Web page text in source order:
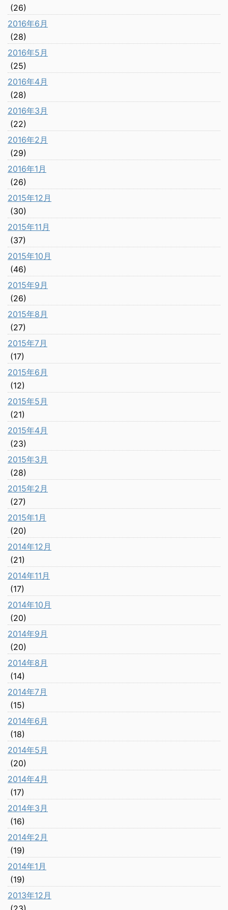
(26)
2016年6月
(28)
2016年5月
(25)
2016年4月
(28)
2016年3月
(22)
2016年2月
(29)
2016年1月
(26)
2015年12月
(30)
2015年11月
(37)
2015年10月
(46)
2015年9月
(26)
2015年8月
(27)
2015年7月
(17)
2015年6月
(12)
2015年5月
(21)
2015年4月
(23)
2015年3月
(28)
2015年2月
(27)
2015年1月
(20)
2014年12月
(21)
2014年11月
(17)
2014年10月
(20)
2014年9月
(20)
2014年8月
(14)
2014年7月
(15)
2014年6月
(18)
2014年5月
(20)
2014年4月
(17)
2014年3月
(16)
2014年2月
(19)
2014年1月
(19)
2013年12月